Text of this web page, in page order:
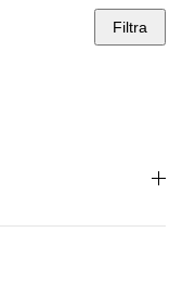
Filtra